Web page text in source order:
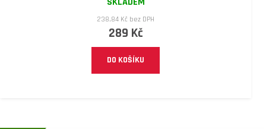
238,84 Kč bez DPH
289 Kč
DO KOŠÍKU